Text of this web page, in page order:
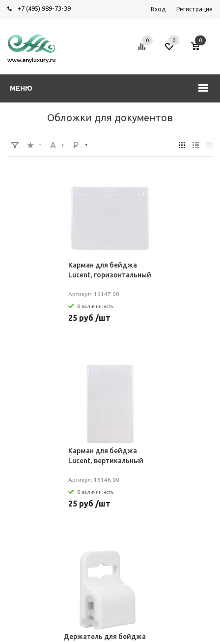
+7 (495) 989-73-39 Вход Регистрация
МЕНЮ
0 0 0
Обложки для документов
Карман для бейджа
Lucent, горизонтальный
Артикул: 16147.00
В наличии: есть
25 руб /шт
Карман для бейджа
Lucent, вертикальный
Артикул: 16146.00
В наличии: есть
25 руб /шт
Держатель для бейджа